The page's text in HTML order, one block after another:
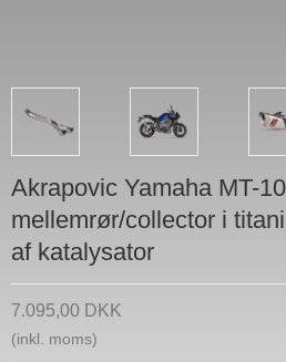
Akrapovic Yamaha MT-
mellemrør/collector i
af katalysator
7.095,00 DKK
(inkl. moms)